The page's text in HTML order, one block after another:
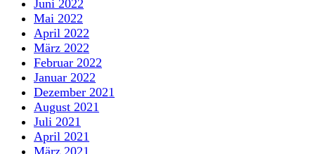
Juni 2022
Mai 2022
April 2022
März 2022
Februar 2022
Januar 2022
Dezember 2021
August 2021
Juli 2021
April 2021
März 2021